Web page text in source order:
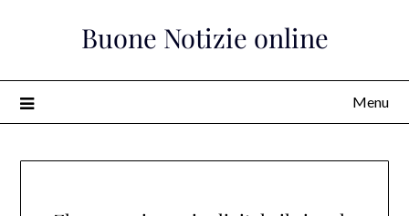
Buone Notizie online
Menu